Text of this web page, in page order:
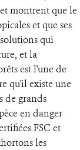
montrent que le
et que ses
qui
et la
est l'une de
qu'il existe une
de grands
en danger
FSC et
les